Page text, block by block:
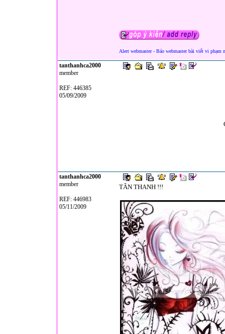
Alert webmaster - Báo webmaster bài viết vi phạm
tanthanhca2000
member
REF: 446385
05/09/2009
tanthanhca2000
member
REF: 446983
05/11/2009
TÂN THANH !!!